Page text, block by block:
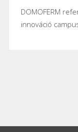
DOMOFERM
innováció